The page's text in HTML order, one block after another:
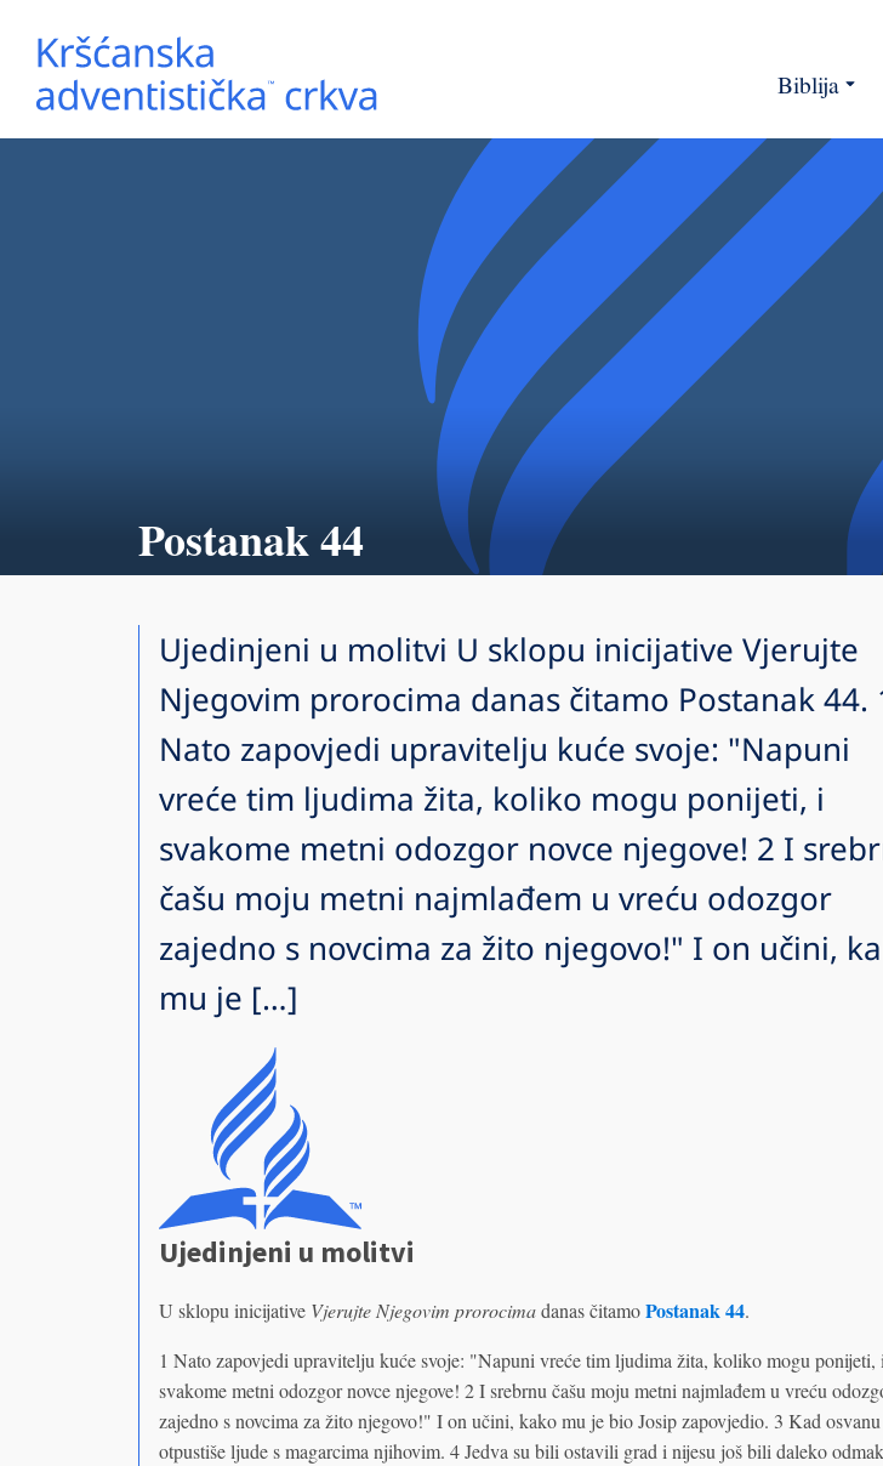
Biblija
Postanak 44
Ujedinjeni u molitvi U sklopu inicijative Vjerujte
Njegovim prorocima danas čitamo Postanak 44.
Nato zapovjedi upravitelju kuće svoje: "Napuni
vreće tim ljudima žita, koliko mogu ponijeti, i
svakome metni odozgor novce njegove! 2 I
čašu moju metni najmlađem u vreću odozgor
zajedno s novcima za žito njegovo!" I on učini,
mu je […]
Ujedinjeni u molitvi
U sklopu inicijative Vjerujte Njegovim prorocimadanas čitamoPostanak 44.
1 Nato zapovjedi upravitelju kuće svoje: "Napuni vreće tim ljudima žita, koliko mogu ponijeti, i
svakome metni odozgor novce njegove! 2 I srebrnu čašu moju metni najmlađem u vreću
zajedno s novcima za žito njegovo!" I on učini, kako mu je bio Josip zapovjedio. 3 Kad
otpustiše ljude s magarcima njihovim. 4 Jedva su bili ostavili grad i nijesu još bili daleko